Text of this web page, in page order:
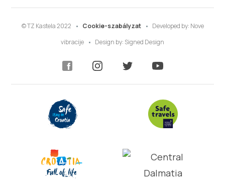
© TZ Kastela 2022 Cookie-szabályzat Developed by: Nove
vibracije
Design by: Signed Design